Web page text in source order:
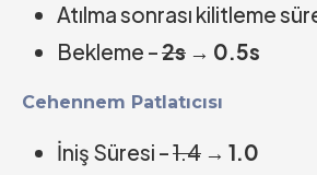
Atılma sonrası kilitleme
Bekleme –2s → 0.5s
Cehennem Patlatıcısı
İniş Süresi –1.4 → 1.0